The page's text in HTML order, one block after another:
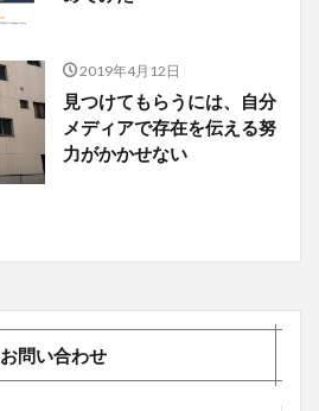
2019年4月12日
見つけてもらうには、自分
メディアで存在を伝える努
力がかかせない
お問い合わせ